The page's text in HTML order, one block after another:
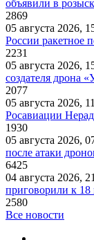
объявили в
2869
05 августа 2026,
России ракетное
2231
05 августа 2026,
создателя дрона
2077
05 августа 2026,
Росавиации
1930
05 августа 2026,
после атаки
6425
04 августа 2026,
приговорили к
2580
Все новости